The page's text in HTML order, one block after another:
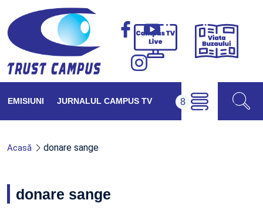
Campus
Viața
EMISIUNI JURNALUL CAMPUS TV
Acasă donare sange
donare sange